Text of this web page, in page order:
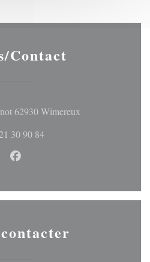
Contact
62930 Wimereux((ouvre une
30 90 84
Facebook ((ouvre une